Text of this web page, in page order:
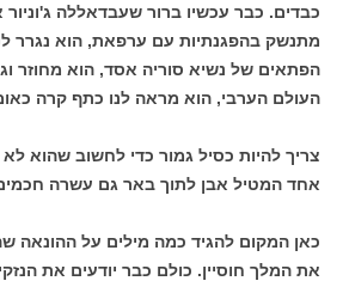
כבדים. כבר עכשיו ברור שעבדאללה ג'וניור
מתנשק בהפגנתיות עם ערפאת, הוא נגרר
הפתאים של נשיא סוריה אסד, הוא מחוזר
העולם הערבי, הוא מראה לנו כתף קרה
צריך להיות כסיל גמור כדי לחשוב שהוא לא
אחד המטיל אבן לתוך באר גם עשרה חכמים
כאן המקום להגיד כמה מילים על ההונאה
את המלך חוסיין. כולם כבר יודעים את